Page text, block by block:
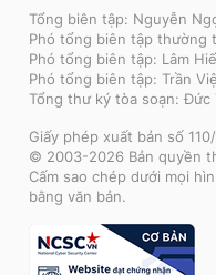
Tổng biên tập: Nguyễn
Phó tổng biên tập thường
Phó tổng biên tập: Lâm
Phó tổng biên tập: Trần
Tổng thư ký tòa soạn: Đức
Giấy phép xuất bản số
© 2003-2026 Bản quyền
Cấm sao chép dưới mọi
bằng văn bản.